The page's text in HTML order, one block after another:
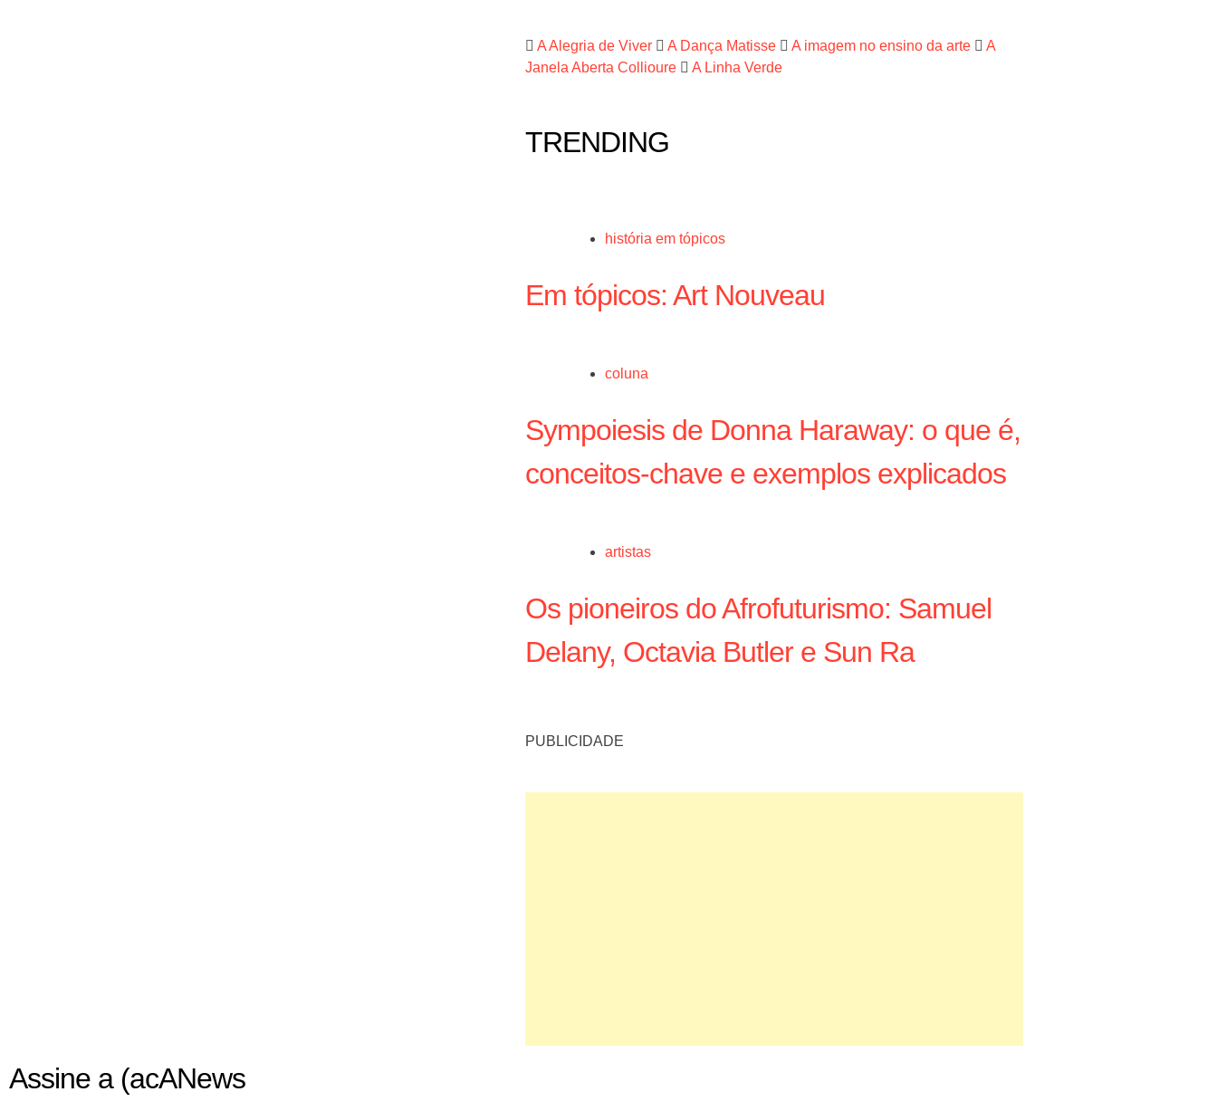
A Alegria de Viver A Dança Matisse A imagem no ensino da arte
A
Janela Aberta Collioure
A Linha Verde
TRENDING
história em tópicos
Em tópicos: Art Nouveau
coluna
Sympoiesis de Donna Haraway: o que é,
conceitos-chave e exemplos explicados
artistas
Os pioneiros do Afrofuturismo: Samuel
Delany, Octavia Butler e Sun Ra
PUBLICIDADE
Assine a (acANews